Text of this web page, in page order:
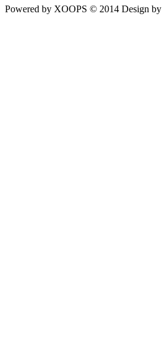
Powered by XOOPS © 2014 Design by